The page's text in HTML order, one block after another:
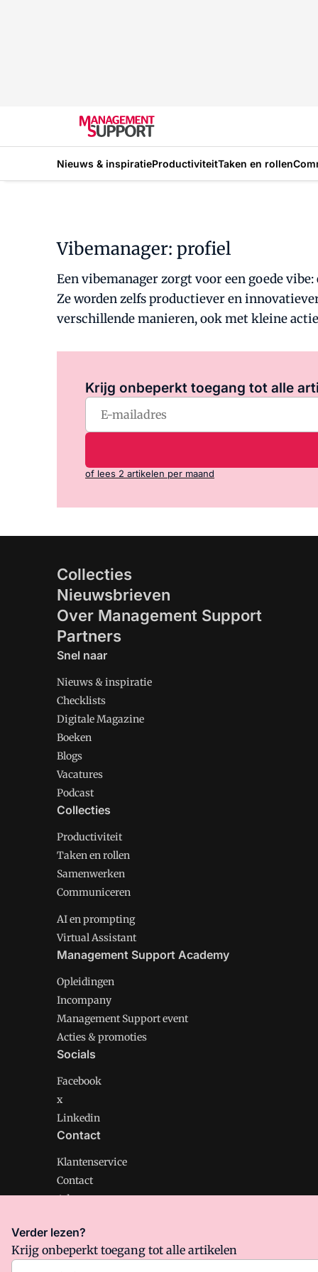
Nieuws & inspiratieProductiviteitTaken en rollen
Vibemanager: profiel
Een vibemanager zorgt voor een goede
Ze worden zelfs productiever en
verschillende manieren, ook met kleine
Krijg onbeperkt toegang tot alle
of lees 2 artikelen per maand
Collecties
Nieuwsbrieven
Over Management Support
Partners
Snel naar
Nieuws & inspiratie
Checklists
Digitale Magazine
Boeken
Blogs
Vacatures
Podcast
Collecties
Productiviteit
Taken en rollen
Samenwerken
Communiceren
AI en prompting
Virtual Assistant
Management Support Academy
Opleidingen
Incompany
Management Support event
Acties & promoties
Socials
Facebook
x
Linkedin
Contact
Klantenservice
Contact
Adverteren
Management Support is onderdeel van VMN media.
Verder lezen?
Krijg onbeperkt toegang tot alle artikelen